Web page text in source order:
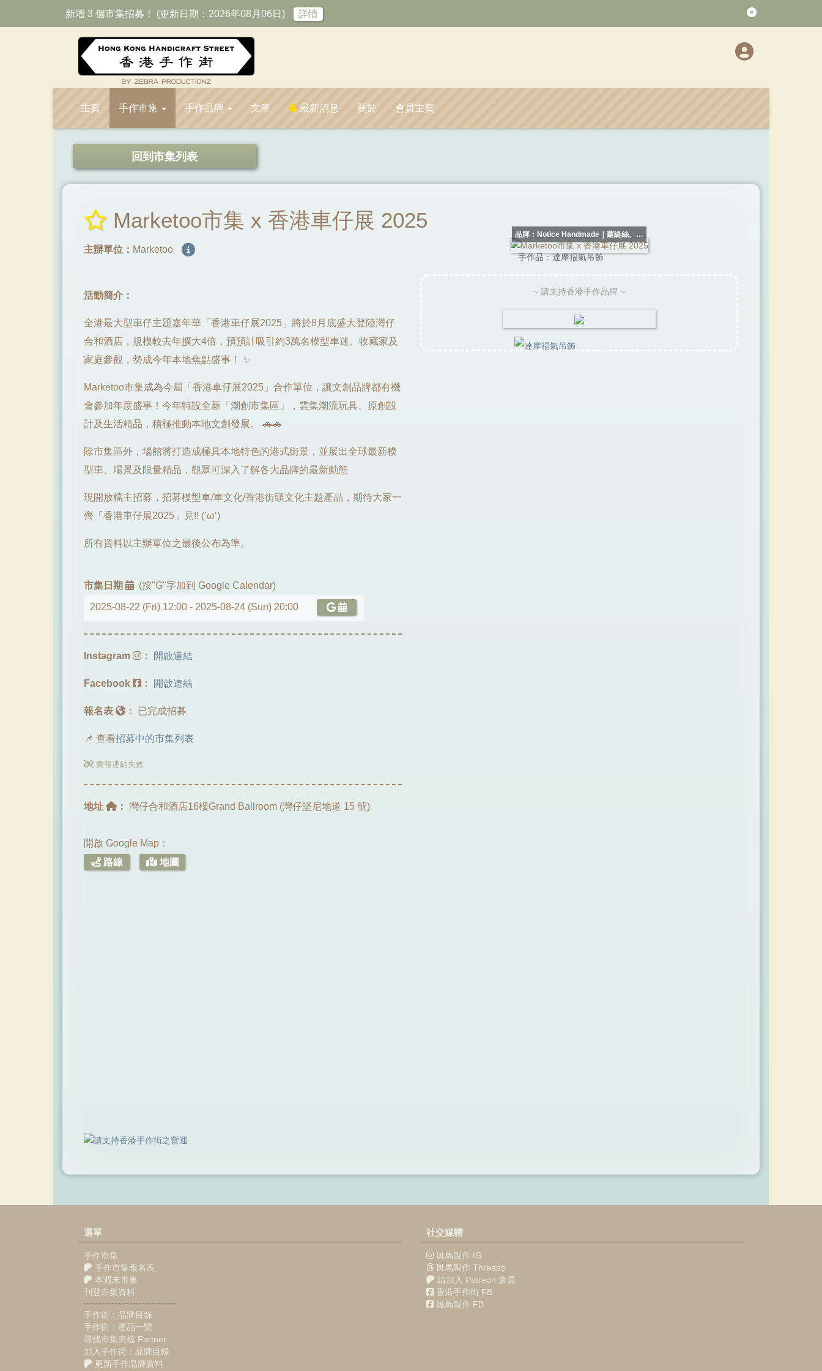
新增 3 個市集招募！ (更新日期：2026年08月06日) 詳情
主頁 手作市集 手作品牌 文章 最新消息 關於 會員主頁
回到市集列表
Marketoo市集 x 香港車仔展 2025
~ 請支持香港手作品牌 ~
品牌：Notice Handmade｜蘿緹絲。手
作
手作品：達摩福氣吊飾
主辦單位： Marketoo
活動簡介：
全港最大型車仔主題嘉年華「香港車仔展2025」將於8月底盛大登陸灣仔
合和酒店，規模較去年擴大4倍，預預計吸引約3萬名模型車迷、收藏家及
家庭參觀，勢成今年本地焦點盛事！ ✨
Marketoo市集成為今屆「香港車仔展2025」合作單位，讓文創品牌都有機
會參加年度盛事！今年特設全新「潮創市集區」，雲集潮流玩具、原創設
計及生活精品，積極推動本地文創發展。 🚗🚗
除市集區外，場館將打造成極具本地特色的港式街景，並展出全球最新模
型車、場景及限量精品，觀眾可深入了解各大品牌的最新動態
現開放檔主招募，招募模型車/車文化/香港街頭文化主題產品，期待大家一
齊「香港車仔展2025」見!! (’ω‘)
所有資料以主辦單位之最後公布為準。
市集日期 (按"G"字加到 Google Calendar)
2025-08-22 (Fri) 12:00 - 2025-08-24 (Sun) 20:00
Instagram ： 開啟連結
Facebook ： 開啟連結
報名表 ： 已完成招募
📌 查看招募中的市集列表
彙報連結失效
地址 ： 灣仔合和酒店16樓Grand Ballroom (灣仔堅尼地道 15 號)
開啟 Google Map：
路線
地圖
選單
手作市集
手作市集報名表
本週末市集
刊登市集資料
手作街：品牌目錄
手作街：產品一覽
尋找市集夾檔 Partner
加入手作街：品牌目錄
更新手作品牌資料
社交媒體
斑馬製作 IG
斑馬製作 Threads
請加入 Patreon 會員
香港手作街 FB
斑馬製作 FB